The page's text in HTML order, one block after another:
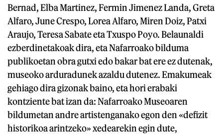
Bernad, Elba Martinez, Fermin Jimenez Landa, Greta
Alfaro, June Crespo, Lorea Alfaro, Miren Doiz, Patxi
Araujo, Teresa Sabate eta Txuspo Poyo. Belaunaldi
ezberdinetakoak dira, eta Nafarroako bilduma
publikoetan obra gutxi edo bakar bat ere ez dutenak,
museoko arduradunek azaldu dutenez. Emakumeak
gehiago dira gizonak baino, eta hori erabaki
kontziente bat izan da: Nafarroako Museoaren
bildumetan andre artistenganako egon den «defizit
historikoa arintzeko» xedearekin egin dute,